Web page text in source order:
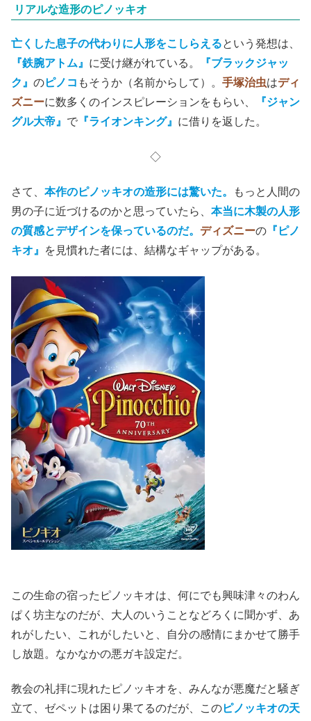
リアルな造形のピノッキオ
亡くした息子の代わりに人形をこしらえるという発想は、
『鉄腕アトム』 に受け継がれている。
『ブラックジャッ
ク』 のピノコ もそうか（名前からして）。 手塚治虫はディ
ズニーに数多くのインスピレーションをもらい、
『ジャン
グル大帝』 で 『ライオンキング』 に借りを返した。
◇
さて、 本作のピノッキオの造形には驚いた。
もっと人間の
男の子に近づけるのかと思っていたら、 本当に木製の人形
の質感とデザインを保っているのだ。 ディズニーの 『ピノ
キオ』
を見慣れた者には、結構なギャップがある。
この生命の宿ったピノッキオは、何にでも興味津々のわん
ぱく坊主なのだが、大人のいうことなどろくに聞かず、あ
れがしたい、これがしたいと、自分の感情にまかせて勝手
し放題。なかなかの悪ガキ設定だ。
教会の礼拝に現れたピノッキオを、みんなが悪魔だと騒ぎ
立て、ゼペットは困り果てるのだが、このピノッキオの天